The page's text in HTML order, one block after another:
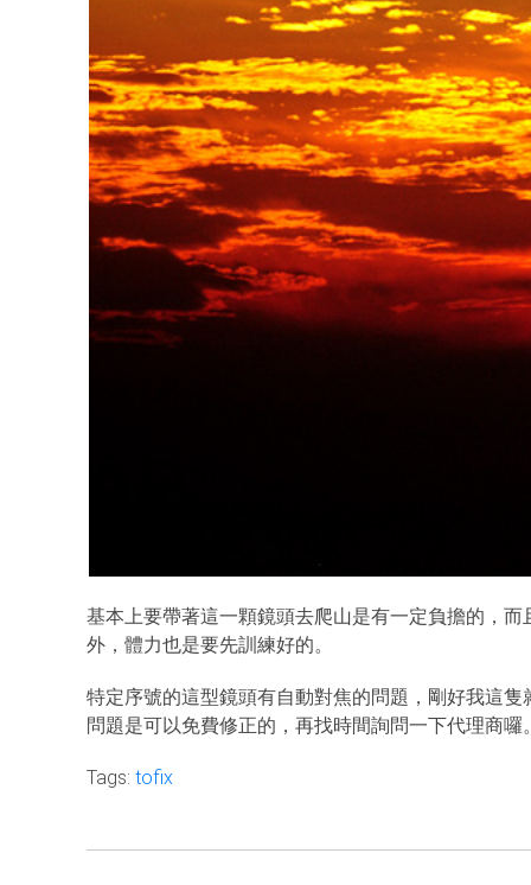
基本上要帶著這一顆鏡頭去爬山是有一定負擔的，
外，體力也是要先訓練好的。
特定序號的這型鏡頭有自動對焦的問題，剛好我這
問題是可以免費修正的，再找時間詢問一下代理商囉
Tags: tofix